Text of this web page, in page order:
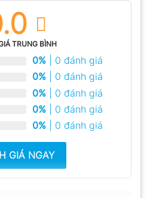
TRUNG BÌNH
0% | 0 đánh giá
0% | 0 đánh giá
0% | 0 đánh giá
0% | 0 đánh giá
0% | 0 đánh giá
GIÁ NGAY